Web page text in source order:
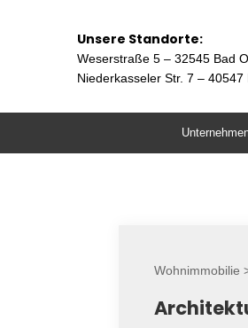
Unsere Standorte:
Weserstraße 5 – 32545 Bad
Niederkasseler Str. 7 – 40547
Wohnimmobilie